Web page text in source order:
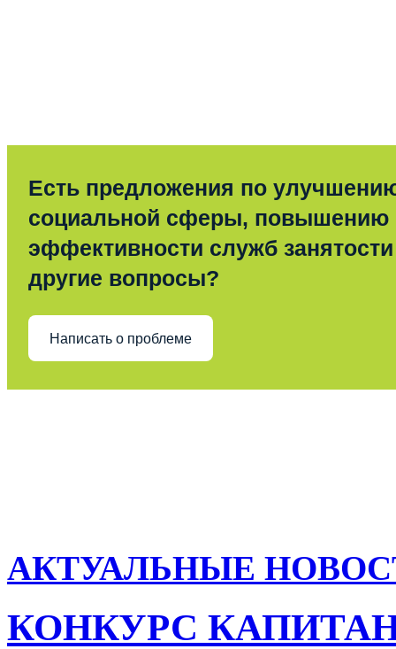
Есть предложения по
социальной сферы, повышению
эффективности служб
другие вопросы?
Написать о проблеме
АКТУАЛЬНЫЕ
КОНКУРС